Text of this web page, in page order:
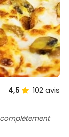
4,5 102 avis